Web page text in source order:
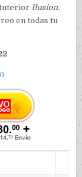
Ilusion,
en todas tu